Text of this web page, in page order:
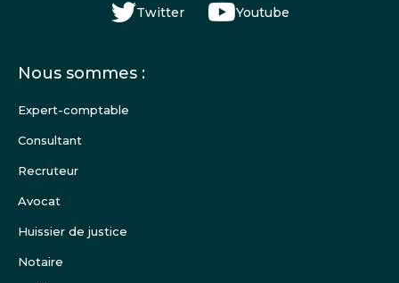
Twitter Youtube
Menu
de
Nous sommes :
Expert-comptable
Consultant
Recruteur
Avocat
Huissier de justice
Notaire